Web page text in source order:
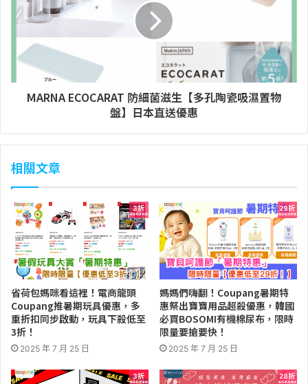
MARNA ECOCARAT 防細菌滋生【多孔陶瓷吸濕置物
盤】日本直送優惠
相關文章
省荷包媽咪看這裡！電商龍頭
Coupang推暑期玩具優惠，多
重折扣同步啟動，玩具下殺低至
3折！
2025 年 7 月 25 日
媽媽們嗨翻！Coupang暑期特
惠祭出寶寶用品超殺優惠，韓國
必買BOSOMI有機棉尿布，限時
限量要搶要快！
2025 年 7 月 25 日